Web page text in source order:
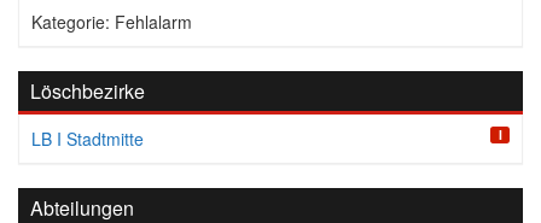
Kategorie: Fehlalarm
Löschbezirke
LB I Stadtmitte I
Abteilungen